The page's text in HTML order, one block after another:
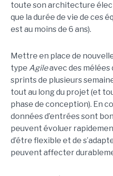
toute son architecture
que la durée de vie de ces
est au moins de 6 ans).
Mettre en place de
type Agileavec des mélées
sprints de plusieurs
tout au long du projet (et
phase de conception). En
données d’entrées sont
peuvent évoluer
d’étre flexible et de
peuvent affecter